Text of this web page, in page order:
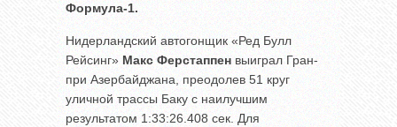
Формула-1.
Нидерландский автогонщик «Ред Булл
Рейсинг» Макс Ферстаппен выиграл Гран-
при Азербайджана, преодолев 51 круг
уличной трассы Баку с наилучшим
результатом 1:33:26.408 сек. Для